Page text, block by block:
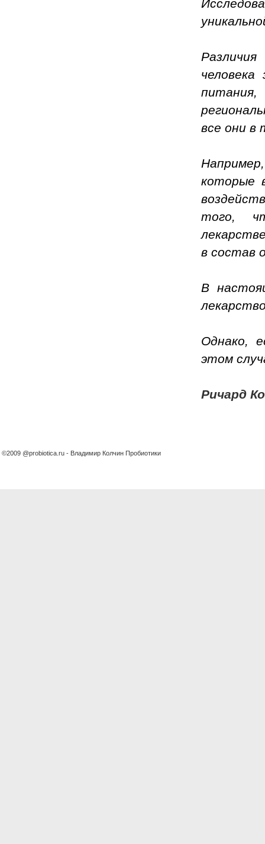
все они в
которые
того,
в состав
В
Однако,
этом
Ричард
©2009 @probiotica.ru - Владимир Колчин Пробиотики